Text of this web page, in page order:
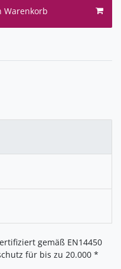
Warenkorb
gemäß EN14450
für bis zu 20.000 *